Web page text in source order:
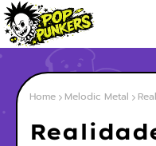
Home Melodic Metal